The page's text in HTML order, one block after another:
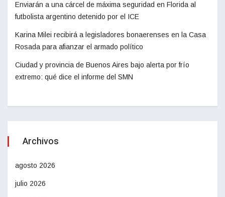
Enviarán a una cárcel de máxima seguridad en Florida al
futbolista argentino detenido por el ICE
Karina Milei recibirá a legisladores bonaerenses en la Casa
Rosada para afianzar el armado político
Ciudad y provincia de Buenos Aires bajo alerta por frío
extremo: qué dice el informe del SMN
Archivos
agosto 2026
julio 2026